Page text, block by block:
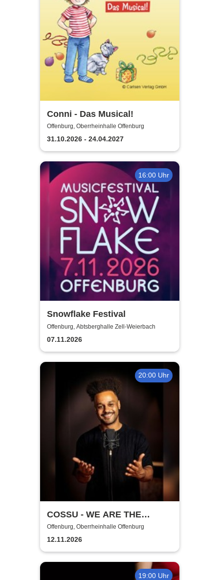
Conni - Das Musical!
Offenburg, Oberrheinhalle Offenburg
31.10.2026 - 24.04.2027
16:00 Uhr
Snowflake Festival
Offenburg, Abtsberghalle Zell-Weierbach
07.11.2026
20:00 Uhr
COSSU - WE ARE THE
GERMANS - Stand-Up
Comedy
Offenburg, Oberrheinhalle Offenburg
12.11.2026
19:00 Uhr